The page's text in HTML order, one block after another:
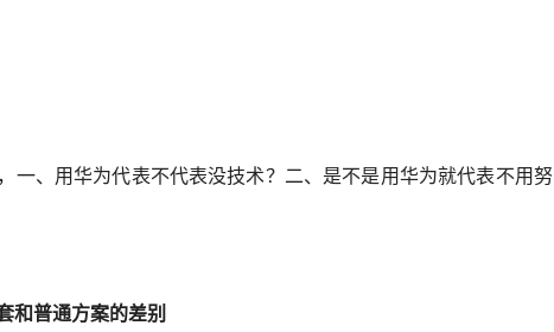
一、用华为代表不代表没技术？二、是不是用华为就代表不用努
和普通方案的差别